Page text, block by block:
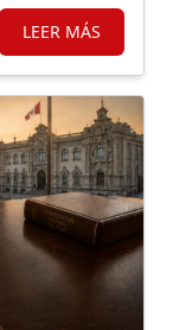
LEER MÁS